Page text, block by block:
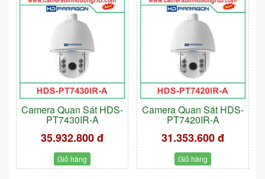
Camera Quan Sát HDS-
PT7430IR-A
35.932.800 đ
Giỏ hàng
Camera Quan Sát HDS-
PT7420IR-A
31.353.600 đ
Giỏ hàng